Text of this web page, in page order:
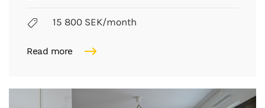
15 800 SEK/month
Read more